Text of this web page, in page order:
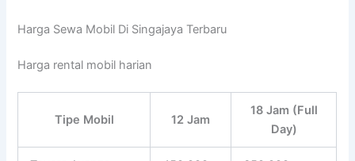
Harga Sewa Mobil Di Singajaya Terbaru
Harga rental mobil harian
Tipe Mobil 12 Jam
18 Jam (Full
Day)